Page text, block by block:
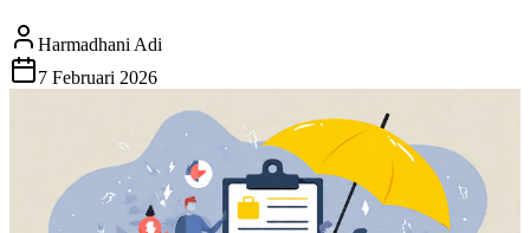
Harmadhani Adi
7 Februari 2026